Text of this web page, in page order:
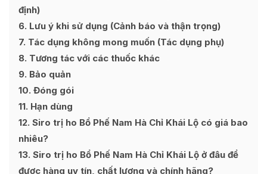
định)
6 Lưu ý khi sử dụng (Cảnh báo và thận trọng)
7 Tác dụng không mong muốn (Tác dụng phụ)
8 Tương tác với các thuốc khác
9 Bảo quản
10 Đóng gói
11 Hạn dùng
12 Siro trị ho Bổ Phế Nam Hà Chỉ Khái Lộ có giá bao
nhiêu?
13 Siro trị ho Bổ Phế Nam Hà Chỉ Khái Lộ ở đâu để
được hàng uy tín, chất lượng và chính hãng?